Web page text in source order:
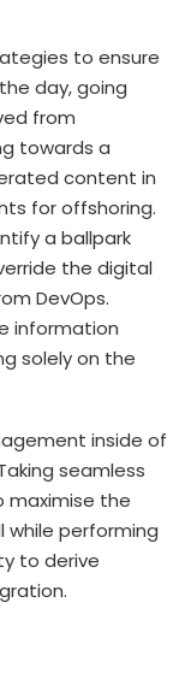
to ensure
day, going
from
towards a
content in
for offshoring.
a ballpark
the digital
DevOps.
information
solely on the
inside of
seamless
maximise the
while performing
to derive